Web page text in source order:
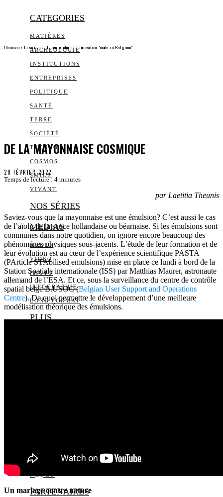
CATEGORIES
MATIÈRES
ARCHEOLOGIE
INSTITUTIONS
ENTREPRISES
POLITIQUE
SANTÉ
TERRE
SOCIÉTÉ
TECHNO
COSMOS
SMILE
VIVANT
NOS SÉRIES
MEDIAS
AUDIO
VIDÉO
PHOTO
INFOGRAPHIE
LONG FORMAT
PLUS
NOUS CONTACTER
PARTENAIRES
Découvrez la science, la recherche et l’innovation "made in Belgium"
DE LA MAYONNAISE COSMIQUE
28 FÉVRIER 2022
Temps de lecture : 4 minutes
par Laetitia Theunis
Saviez-vous que la mayonnaise est une émulsion? C’est aussi le cas
de l’aïoli, de la sauce hollandaise ou béarnaise. Si les émulsions sont
communes dans notre quotidien, on ignore encore beaucoup des
phénomènes physiques sous-jacents. L’étude de leur formation et de
leur évolution est au cœur de l’expérience scientifique PASTA
(PArticle STAbilised emulsions) mise en place ce lundi à bord de la
Station Spatiale internationale (ISS) par Matthias Maurer, astronaute
allemand de l’ESA. Et ce, sous la surveillance du centre de contrôle
spatial belge B.USOC (Belgian User Support and Operations
Centre). De quoi permettre le développement d’une meilleure
modélisation théorique des émulsions.
Un mariage contre nature